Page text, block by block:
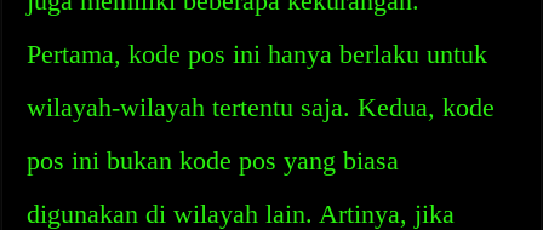
Pertama, kode pos ini hanya berlaku untuk
wilayah-wilayah tertentu saja. Kedua, kode
pos ini bukan kode pos yang biasa
digunakan di wilayah lain. Artinya, jika